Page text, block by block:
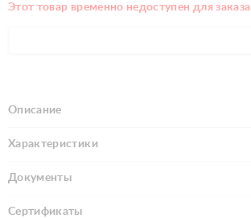
Этот товар временно недоступен для заказа
Описание
Характеристики
Документы
Сертификаты